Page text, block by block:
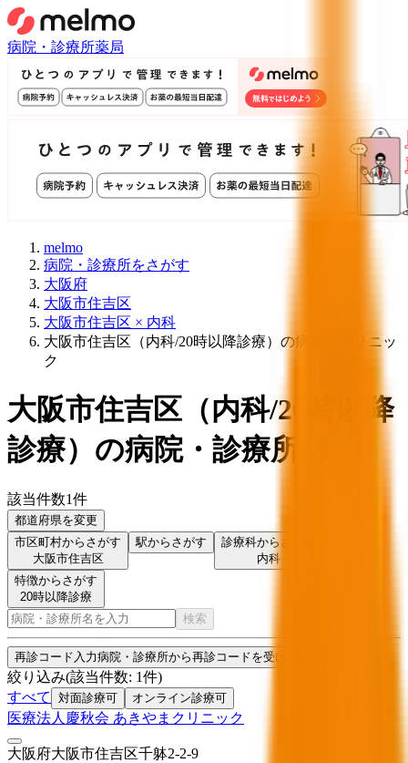
病院・診療所薬局
melmo
病院・診療所をさがす
大阪府
大阪市住吉区
大阪市住吉区 × 内科
大阪市住吉区（内科/20時以降診療）の病院・クリニッ
ク
大阪市住吉区 （内科/20時以降
診療） の病院・診療所
該当件数1件
都道府県を変更
市区町村からさがす
大阪市住吉区
駅からさがす
診療科からさがす
内科
特徴からさがす
20時以降診療
検索
再診コード入力病院・診療所から再診コードを受け取った方はこちら
絞り込み(該当件数: 1件)
すべて
対面診療可 オンライン診療可
医療法人慶秋会 あきやまクリニック
大阪府大阪市住吉区千躰2-2-9